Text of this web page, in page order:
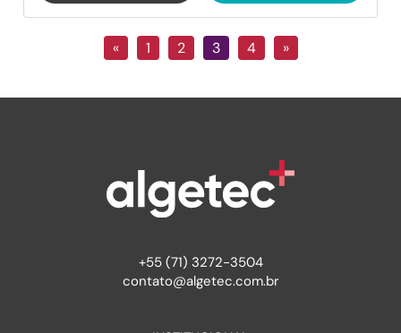
« 1 2 3 4 »
+55 (71) 3272-3504
contato@algetec.com.br